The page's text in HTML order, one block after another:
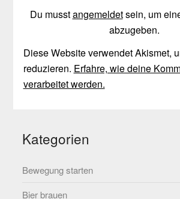
Du musstangemeldetsein, um
abzugeben.
Diese Website verwendet Akismet,
reduzieren. Erfahre, wie deine
verarbeitet werden.
Kategorien
Bewegung starten
Bier brauen